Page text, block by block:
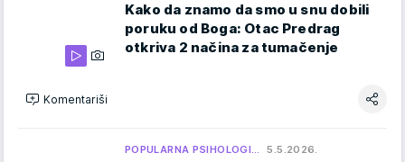
Kako da znamo da smo u snu dobili
poruku od Boga: Otac Predrag
otkriva 2 načina za tumačenje
Komentariši
POPULARNA PSIHOLOGI… 5.5.2026.